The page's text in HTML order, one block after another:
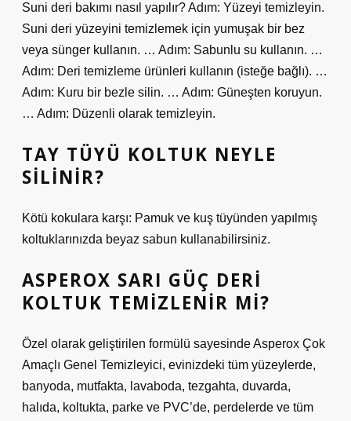
Suni deri bakımı nasıl yapılır? Adım: Yüzeyi temizleyin.
Suni deri yüzeyini temizlemek için yumuşak bir bez
veya sünger kullanın. … Adım: Sabunlu su kullanın. …
Adım: Deri temizleme ürünleri kullanın (isteğe bağlı). …
Adım: Kuru bir bezle silin. … Adım: Güneşten koruyun.
… Adım: Düzenli olarak temizleyin.
TAY TÜYÜ KOLTUK NEYLE
SILINIR?
Kötü kokulara karşı: Pamuk ve kuş tüyünden yapılmış
koltuklarınızda beyaz sabun kullanabilirsiniz.
ASPEROX SARI GÜÇ DERI
KOLTUK TEMIZLENIR MI?
Özel olarak geliştirilen formülü sayesinde Asperox Çok
Amaçlı Genel Temizleyici, evinizdeki tüm yüzeylerde,
banyoda, mutfakta, lavaboda, tezgahta, duvarda,
halıda, koltukta, parke ve PVC’de, perdelerde ve tüm